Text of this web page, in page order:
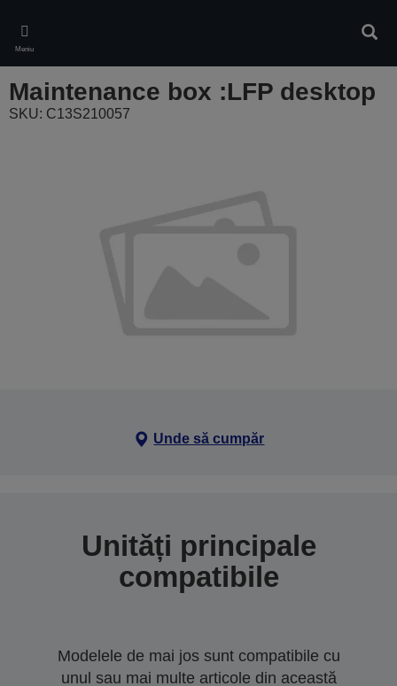
main
content
Meniu
Maintenance box :LFP desktop
SKU: C13S210057
Unde să cumpăr
Unități principale
compatibile
Modelele de mai jos sunt compatibile cu
unul sau mai multe articole din această